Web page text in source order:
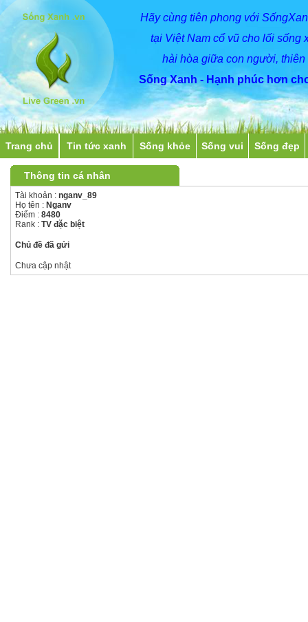
Hãycùng tiên phong với
tại Việt Nam cổ vũ cho lối sống
hài hòa giữa con người, thiên
Sống Xanh - Hạnh phúc hơn
Trang chủ Tin tức xanh Sống khỏe Sống vui Sống đẹp
Thông tin cá nhân
Tài khoản : nganv_89
Họ tên : Nganv
Điểm : 8480
Rank : TV đặc biệt
Chủ đề đã gửi
Chưa cập nhật